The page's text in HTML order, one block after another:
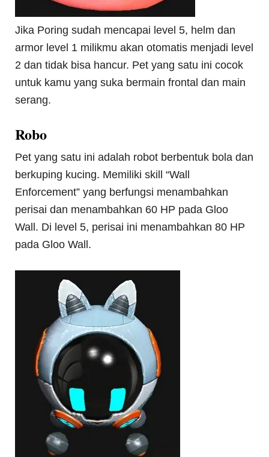
Jika Poring sudah mencapai level 5, helm dan
armor level 1 milikmu akan otomatis menjadi level
2 dan tidak bisa hancur. Pet yang satu ini cocok
untuk kamu yang suka bermain frontal dan main
serang.
Robo
Pet yang satu ini adalah robot berbentuk bola dan
berkuping kucing. Memiliki skill “Wall
Enforcement” yang berfungsi menambahkan
perisai dan menambahkan 60 HP pada Gloo
Wall. Di level 5, perisai ini menambahkan 80 HP
pada Gloo Wall.